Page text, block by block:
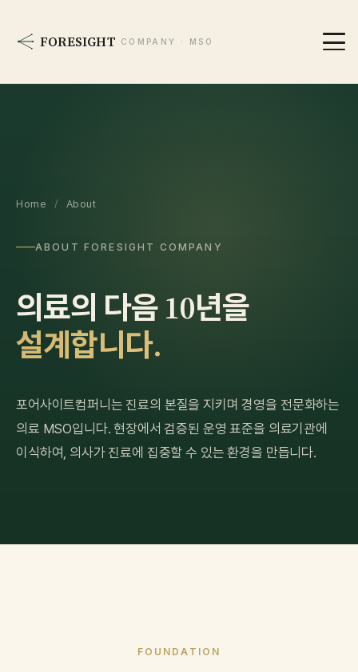
FORESIGHT COMPANY · MSO
Home / About
ABOUT FORESIGHT COMPANY
의료의 다음 10년을
설계합니다.
포어사이트컴퍼니는 진료의 본질을 지키며 경영을 전문화하는
의료 MSO입니다. 현장에서 검증된 운영 표준을 의료기관에
이식하여, 의사가 진료에 집중할 수 있는 환경을 만듭니다.
FOUNDATION